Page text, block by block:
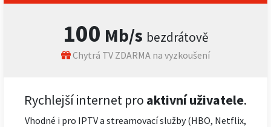
100 Mb/s bezdrátově
Chytrá TV ZDARMA na vyzkoušení
Rychlejší internet pro aktivní uživatele.
Vhodné i pro IPTV a streamovací služby (HBO, Netflix,